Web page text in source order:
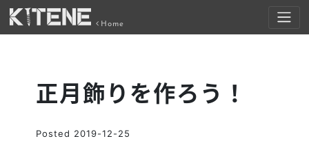
Home
正月飾りを作ろう！
Posted 2019-12-25